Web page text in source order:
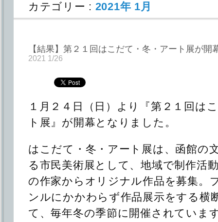
カテゴリー : 2021年 1月
【結果】第２１回はこだて・冬・アート展が開
2021 1/26
１月２４日（日）より『第２１回は
ト展』が開幕となりました。
はこだて・冬・アート展は、函館の
る市民美術展として、地域で制作活
の作家からオリジナル作品を募集。
ンルにかかわらず作品展示をする横
て、毎年冬の季節に開催されていま